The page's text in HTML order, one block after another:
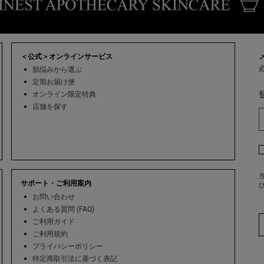
＜公式＞オンラインサービス
肌悩みから選ぶ
定期お届け便
オンライン限定特典
店舗を探す
サポート・ご利用案内
お問い合わせ
よくある質問 (FAQ)
ご利用ガイド
ご利用規約
プライバシーポリシー
特定商取引法に基づく表記